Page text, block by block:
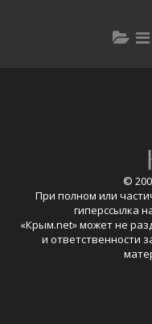
©
При полном или
гиперссылка
«Крым.net» может не
и ответственности